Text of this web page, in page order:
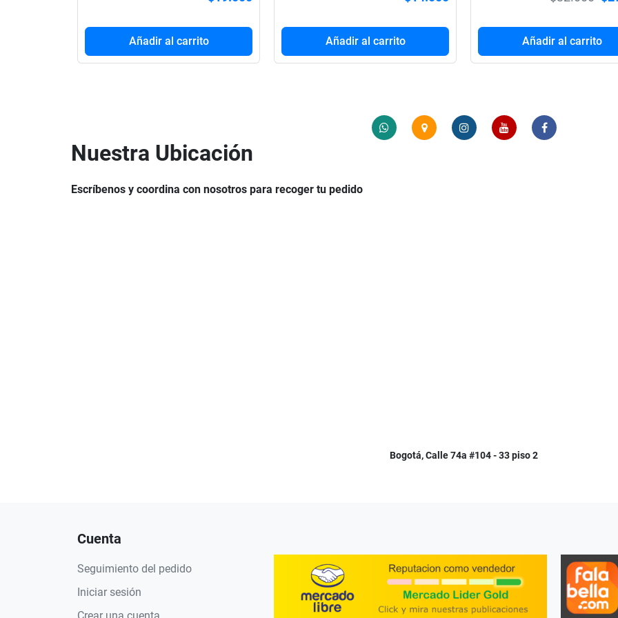
Añadir al carrito Añadir al carrito Añadir al carrito
Nuestra Ubicación
Escríbenos y coordina con nosotros para recoger tu pedido
Bogotá, Calle 74a #104 - 33 piso 2
Cuenta
Seguimiento del pedido
Iniciar sesión